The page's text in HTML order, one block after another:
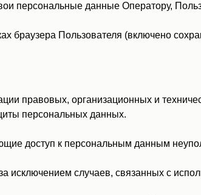
персональные данные Оператору,
браузера Пользователя (включено
правовых, организационных и
персональных данных.
доступ к персональным данным
исключением случаев, связанных с